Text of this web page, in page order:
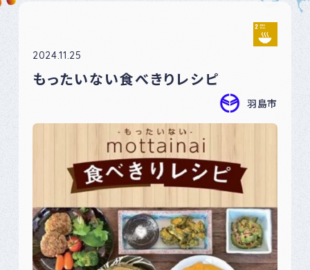
2024.11.25
もったいない食べきりレシピ
羽島市